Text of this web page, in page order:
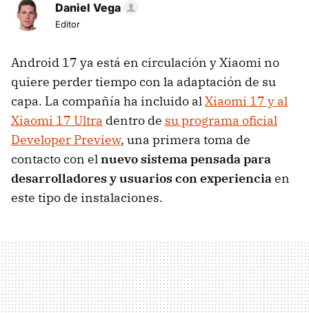
Daniel Vega
Editor
Android 17 ya está en circulación y Xiaomi no
quiere perder tiempo con la adaptación de su
capa. La compañía ha incluido alXiaomi 17 y al
Xiaomi 17 Ultra dentro de su programa oficial
Developer Preview, una primera toma de
contacto con elnuevo sistema pensada para
desarrolladores y usuarios con experienciaen
este tipo de instalaciones.